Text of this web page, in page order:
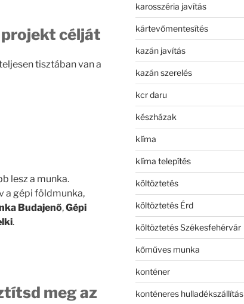
projekt célját
tisztában van a
lesz a munka.
a gépi földmunka,
Budajenő,Gépi
.
meg az
karosszéria javítás
kártevőmentesítés
kazán javítás
kazán szerelés
kcr daru
készházak
klíma
klíma telepítés
költöztetés
költöztetés Érd
költöztetés Székesfehérvár
kőműves munka
konténer
konténeres hulladékszállítás